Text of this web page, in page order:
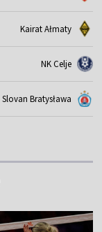
Kairat Ałmaty
NK Celje
Slovan Bratysława